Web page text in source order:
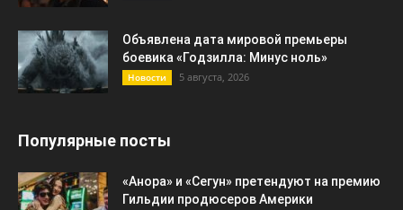
Объявлена дата мировой премьеры
боевика «Годзилла: Минус ноль»
Новости 5 августа, 2026
Популярные посты
«Анора» и «Сегун» претендуют на премию
Гильдии продюсеров Америки